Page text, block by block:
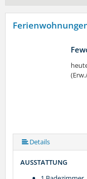
Details
AUSSTATTUNG